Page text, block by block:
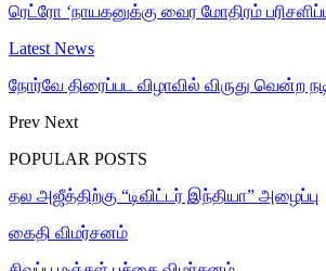
ரெட்ரோ ‘நாயகனுக்கு வைர மோதிரம்
Latest News
நோர்வே திரைப்பட விழாவில் விருது வென்ற
Prev Next
POPULAR POSTS
தல அஜீத்திற்கு “டிவிட்டர் இந்தியா” அழைப்பு
கைதி விமர்சனம்